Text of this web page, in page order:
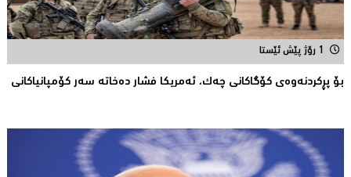
1 رۆژ پێش ئێستا
بۆ پڕكردنەوەی كۆگاكانی چەك، ئەمریکا فشار دەخاتە سەر كۆمپانیاكانى